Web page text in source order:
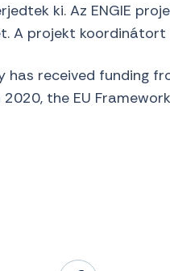
ki. Az ENGIE
A projekt koordinátort
has received funding
the EU